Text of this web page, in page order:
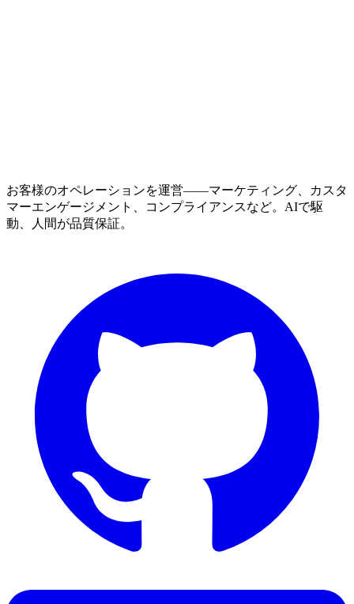
お客様のオペレーションを運営——マーケティング、カスタ
マーエンゲージメント、コンプライアンスなど。AIで駆
動、人間が品質保証。